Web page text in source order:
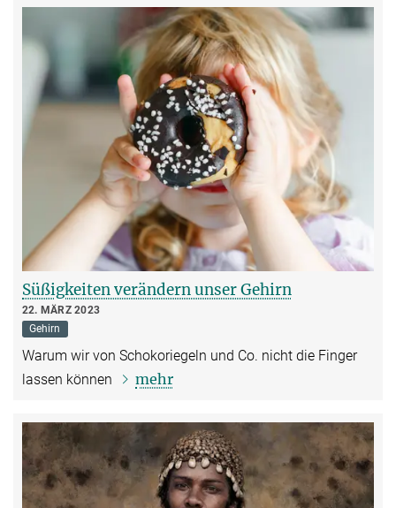
Süßigkeiten verändern unser Gehirn
22. MÄRZ 2023
Gehirn
Warum wir von Schokoriegeln und Co. nicht die Finger
lassen können
mehr